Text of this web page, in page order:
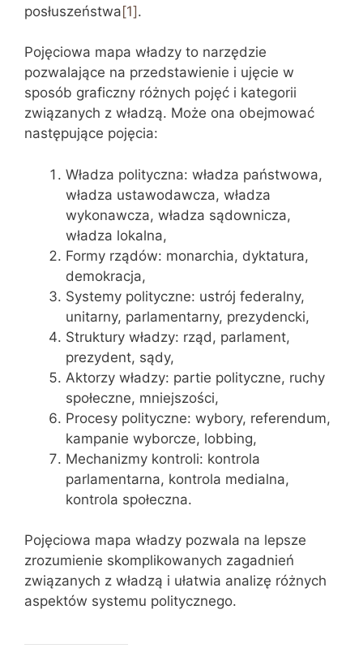
posłuszeństwa[1].
Pojęciowa mapa władzy to narzędzie
pozwalające na przedstawienie i ujęcie w
sposób graficzny różnych pojęć i kategorii
związanych z władzą. Może ona obejmować
następujące pojęcia:
Władza polityczna: władza państwowa,
władza ustawodawcza, władza
wykonawcza, władza sądownicza,
władza lokalna,
Formy rządów: monarchia, dyktatura,
demokracja,
Systemy polityczne: ustrój federalny,
unitarny, parlamentarny, prezydencki,
Struktury władzy: rząd, parlament,
prezydent, sądy,
Aktorzy władzy: partie polityczne, ruchy
społeczne, mniejszości,
Procesy polityczne: wybory, referendum,
kampanie wyborcze, lobbing,
Mechanizmy kontroli: kontrola
parlamentarna, kontrola medialna,
kontrola społeczna.
Pojęciowa mapa władzy pozwala na lepsze
zrozumienie skomplikowanych zagadnień
związanych z władzą i ułatwia analizę różnych
aspektów systemu politycznego.